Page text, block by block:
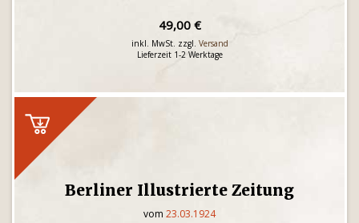
49,00 €
inkl. MwSt. zzgl. Versand
Lieferzeit 1-2 Werktage
Berliner Illustrierte Zeitung
vom 23.03.1924